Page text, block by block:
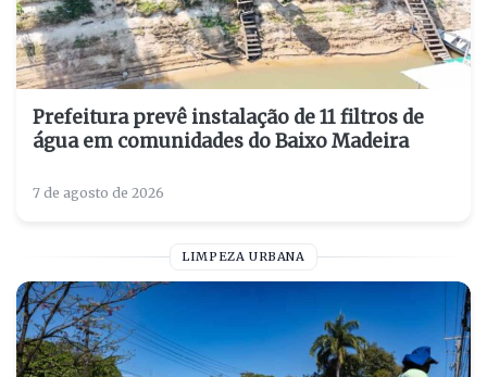
Prefeitura prevê instalação de 11 filtros de
água em comunidades do Baixo Madeira
7 de agosto de 2026
LIMPEZA URBANA